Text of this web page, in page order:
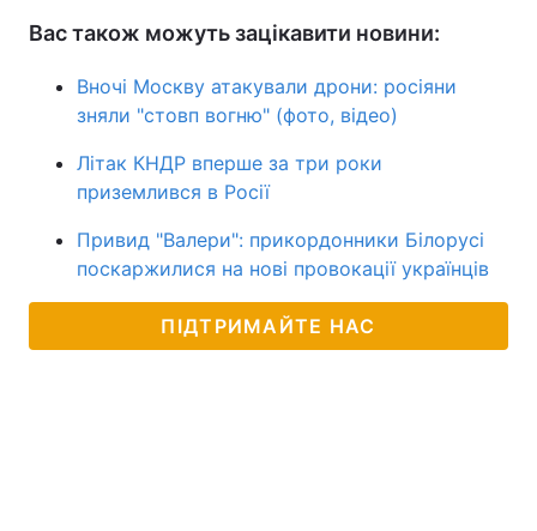
Вас також можуть зацікавити новини:
Вночі Москву атакували дрони: росіяни
зняли "стовп вогню" (фото, відео)
Літак КНДР вперше за три роки
приземлився в Росії
Привид "Валери": прикордонники Білорусі
поскаржилися на нові провокації українців
ПІДТРИМАЙТЕ НАС